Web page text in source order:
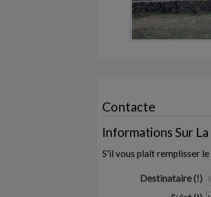
Contacte
Informations Sur
S'il vous plaît remplisser
Destinataire